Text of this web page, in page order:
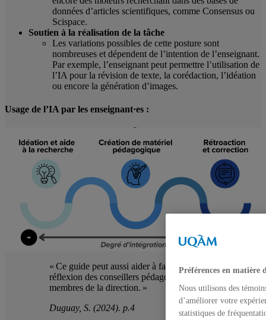
données d’articles scientifiques, comme Consensus ou
Scispace.
Soutien à la réalisation de la tâche
Les variations possibles de cette posture sont
nombreuses et dépendent de l’intention de l’enseignant.
Par exemple, l’enseignant peut permettre l’utilisation de
l’IA pour la révision de texte, la corédaction, l’idéation
ou encore la génération d’images.
Usage de l’IA par les enseignant·es :
« Ce guide peut aussi aider à faire avancer la
réflexion des conseillers pédagogiques et des
membres de la direction. »
Duguay, S. (2024). p.4
Préférences en matière
Nous utilisons des
d’améliorer votre
statistiques de